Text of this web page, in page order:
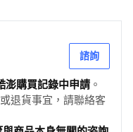
諮詢
澎購買記錄中申請 。
退貨事宜，請聯絡客